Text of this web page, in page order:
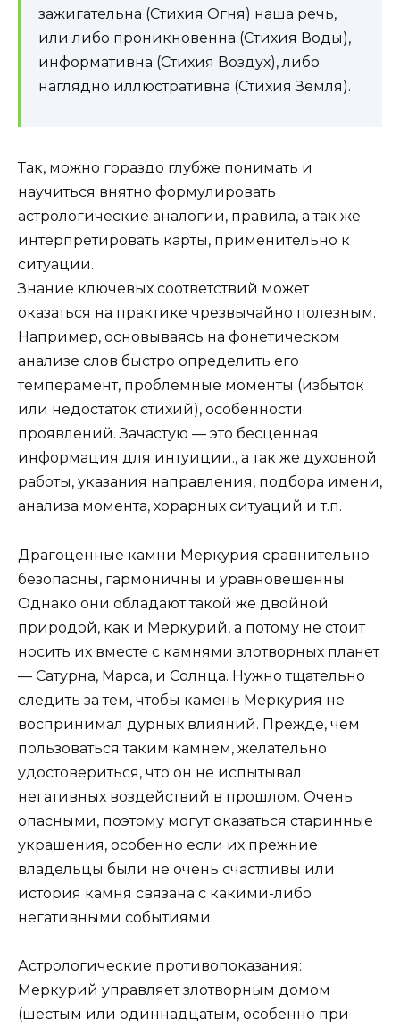
зажигательна (Стихия Огня) наша речь,
или либо проникновенна (Стихия Воды),
информативна (Стихия Воздух), либо
наглядно иллюстративна (Стихия Земля).
Так, можно гораздо глубже понимать и
научиться внятно формулировать
астрологические аналогии, правила, а так же
интерпретировать карты, применительно к
ситуации.
Знание ключевых соответствий может
оказаться на практике чрезвычайно полезным.
Например, основываясь на фонетическом
анализе слов быстро определить его
темперамент, проблемные моменты (избыток
или недостаток стихий), особенности
проявлений. Зачастую — это бесценная
информация для интуиции., а так же духовной
работы, указания направления, подбора имени,
анализа момента, хорарных ситуаций и т.п.
Драгоценные камни Меркурия сравнительно
безопасны, гармоничны и уравновешенны.
Однако они обладают такой же двойной
природой, как и Меркурий, а потому не стоит
носить их вместе с камнями злотворных планет
— Сатурна, Марса, и Солнца. Нужно тщательно
следить за тем, чтобы камень Меркурия не
воспринимал дурных влияний. Прежде, чем
пользоваться таким камнем, желательно
удостовериться, что он не испытывал
негативных воздействий в прошлом. Очень
опасными, поэтому могут оказаться старинные
украшения, особенно если их прежние
владельцы были не очень счастливы или
история камня связана с какими-либо
негативными событиями.
Астрологические противопоказания:
Меркурий управляет злотворным домом
(шестым или одиннадцатым, особенно при